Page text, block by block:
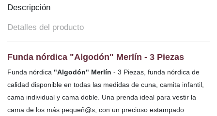
Descripción
Detalles del producto
Funda nórdica "Algodón" Merlín - 3 Piezas
Funda nórdica "Algodón" Merlín - 3 Piezas, funda nórdica de
calidad disponible en todas las medidas de cuna, camita infantil,
cama individual y cama doble. Una prenda ideal para vestir la
cama de los más pequeñ@s, con un precioso estampado